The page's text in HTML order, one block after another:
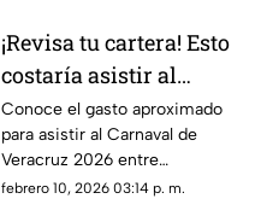
¡Revisa tu cartera! Esto
costaría asistir al
Carnaval de Veracruz
2026 entre desfiles,
pasajes, comidas y
hospedaje
Conoce el gasto aproximado
para asistir al Carnaval de
Veracruz 2026 entre
transporte, comida, gradas y
febrero 10, 2026 03:14 p. m.